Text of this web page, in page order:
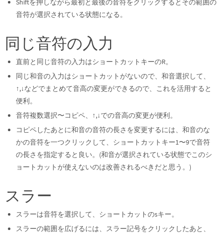
Shiftを押しながら最初と最後の音符をクリックするとその範囲の
音符が選択されている状態になる。
同じ音符の入力
直前と同じ音符の入力はショートカットキーのR。
同じ和音の入力はショートカットがないので、和音選択して、
↑,↓などでまとめて音高の変更ができるので、これを活用すると
便利。
音符複数選択〜コピペ、↑,↓での音高の変更が便利。
コピペしたあとに和音の音符の長さを変更するには、和音のな
かの音符を一つクリックして、ショートカットキー1〜9で音符
の長さを指定すると良い。(和音が選択されている状態でこのシ
ョートカットが使えないのは改善されるべきだと思う。)
スラー
スラーは音符を選択して、ショートカットのsキー。
スラーの範囲を広げるには、スラー記号をクリックしたあと、